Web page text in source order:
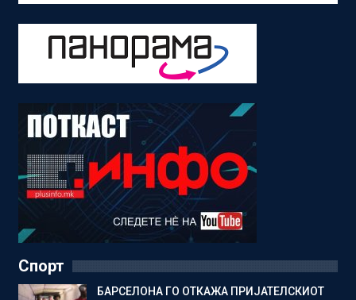
Спорт
БАРСЕЛОНА ГО ОТКАЖА ПРИЈАТЕЛСКИОТ